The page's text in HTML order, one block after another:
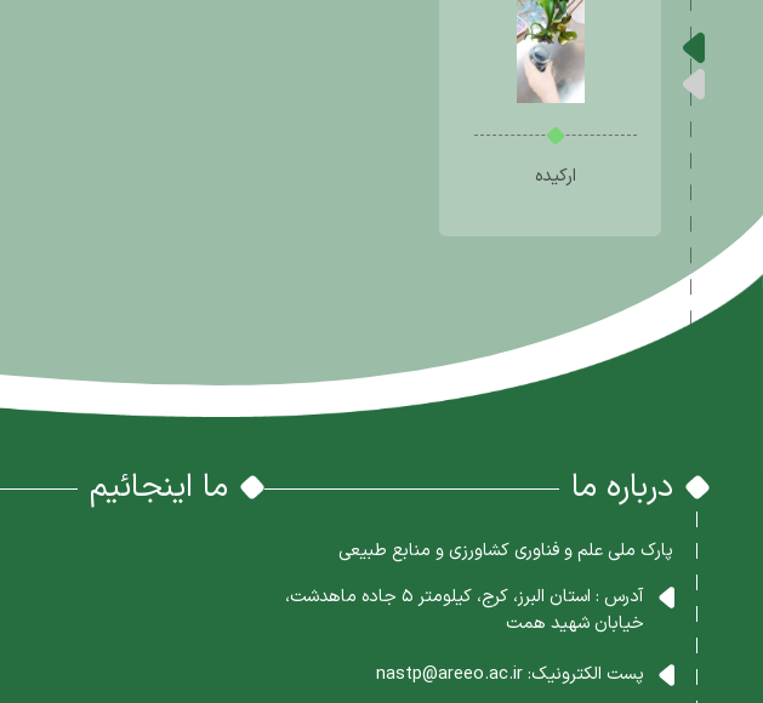
ارکیده
درباره ما
پارک ملی علم و فناوری کشاورزی و منابع طبیعی
آدرس : استان البرز، کرج، کیلومتر 5 جاده ماهدشت،
خیابان شهید همت
پست الکترونیک:nastp@areeo.ac.ir
ما اینجائیم